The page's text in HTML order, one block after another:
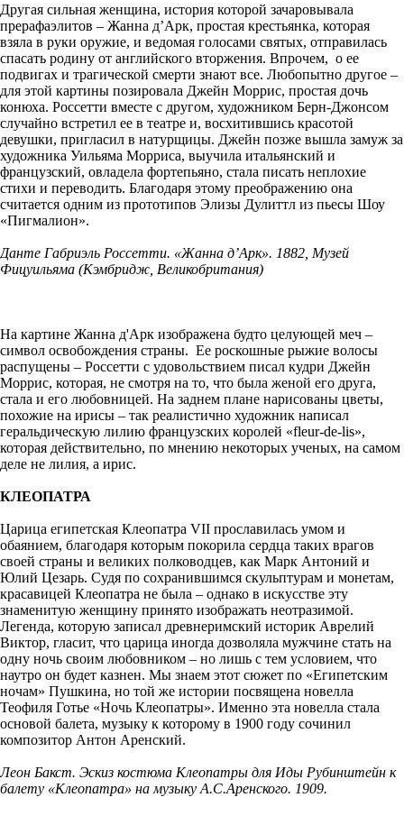
Другая сильная женщина, история которой зачаровывала
прерафаэлитов – Жанна д’Арк, простая крестьянка, которая
взяла в руки оружие, и ведомая голосами святых, отправилась
спасать родину от английского вторжения. Впрочем, о ее
подвигах и трагической смерти знают все. Любопытно другое –
для этой картины позировала Джейн Моррис, простая дочь
конюха. Россетти вместе с другом, художником Берн-Джонсом
случайно встретил ее в театре и, восхитившись красотой
девушки, пригласил в натурщицы. Джейн позже вышла замуж за
художника Уильяма Морриса, выучила итальянский и
французский, овладела фортепьяно, стала писать неплохие
стихи и переводить. Благодаря этому преображению она
считается одним из прототипов Элизы Дулиттл из пьесы Шоу
«Пигмалион».
Данте Габриэль Россетти. «Жанна д’Арк». 1882, Музей
Фицуильяма (Кэмбридж, Великобритания)
На картине Жанна д'Арк изображена будто целующей меч –
символ освобождения страны. Ее роскошные рыжие волосы
распущены – Россетти с удовольствием писал кудри Джейн
Моррис, которая, не смотря на то, что была женой его друга,
стала и его любовницей. На заднем плане нарисованы цветы,
похожие на ирисы – так реалистично художник написал
геральдическую лилию французских королей «fleur-de-lis»,
которая действительно, по мнению некоторых ученых, на самом
деле не лилия, а ирис.
КЛЕОПАТРА
Царица египетская Клеопатра VII прославилась умом и
обаянием, благодаря которым покорила сердца таких врагов
своей страны и великих полководцев, как Марк Антоний и
Юлий Цезарь. Судя по сохранившимся скульптурам и монетам,
красавицей Клеопатра не была – однако в искусстве эту
знаменитую женщину принято изображать неотразимой.
Легенда, которую записал древнеримский историк Аврелий
Виктор, гласит, что царица иногда дозволяла мужчине стать на
одну ночь своим любовником – но лишь с тем условием, что
наутро он будет казнен. Мы знаем этот сюжет по «Египетским
ночам» Пушкина, но той же истории посвящена новелла
Теофиля Готье «Ночь Клеопатры». Именно эта новелла стала
основой балета, музыку к которому в 1900 году сочинил
композитор Антон Аренский.
Леон Бакст. Эскиз костюма Клеопатры для Иды Рубинштейн к
балету «Клеопатра» на музыку А.С.Аренского. 1909.